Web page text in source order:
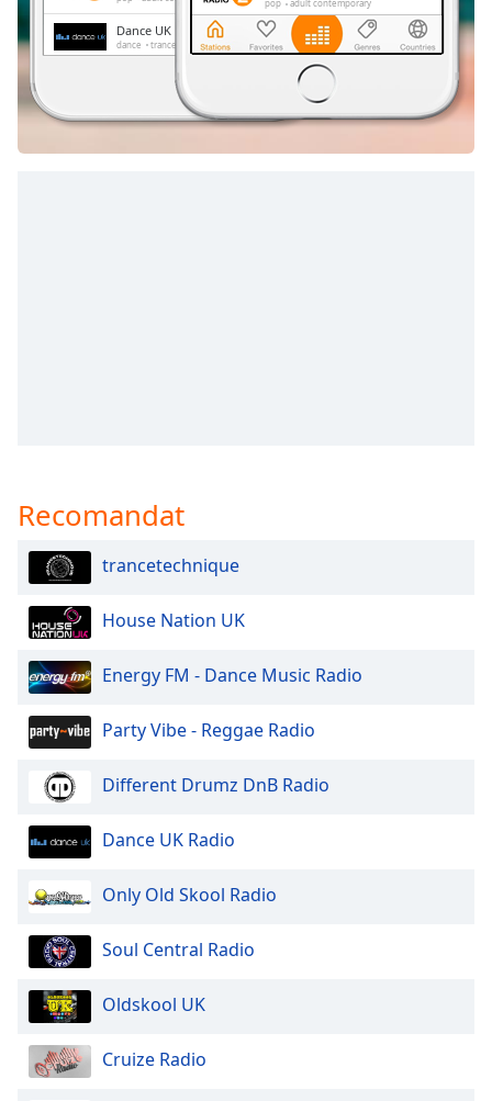
descriptions
off,
Subtitles
subtitles
Fullscreen
This
modal
window.
Beginning
dialog
window.
Escape
cancel
and
Text
Color
Opacity
Dance UK Radio
dance trance house club
BBC Radio London
pop adult contemporary
Dance UK Radio
dance trance house club
BBC Radio London
talk
Recomandat
trancetechnique
House Nation UK
Energy FM - Dance Music Radio
Party Vibe - Reggae Radio
Different Drumz DnB Radio
Dance UK Radio
Only Old Skool Radio
Soul Central Radio
Oldskool UK
Cruize Radio